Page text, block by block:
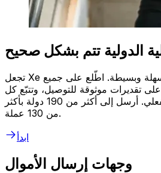
الدولية تتم بشكل صحيح
تجعل Xe التحويلات المالية الدولية سهلة وبسيطة. اطّلع على جميع
تقديرات موثوقة للتوصيل، وتتبّع كل
عملية نقل في الوقت الفعلي. أرسل إلى أكثر من 190 دولة بأكثر
من 130 عملة.
ابدأ
وجهات إرسال الأموال